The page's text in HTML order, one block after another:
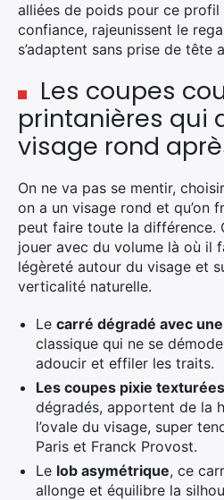
alliées de poids pour ce profil
confiance, rajeunissent le
s’adaptent sans prise de tête
Les coupes
printanières qui
visage rond
On ne va pas se mentir,
on a un visage rond et qu’on
peut faire toute la différence.
jouer avec du volume là où il
légèreté autour du visage et
verticalité naturelle.
Le carré dégradé avec
classique qui ne se
adoucir et effiler les traits.
Les coupes pixie texturées
dégradés, apportent de la
l’ovale du visage, super
Paris et Franck Provost.
Le lob asymétrique, ce
allonge et équilibre la